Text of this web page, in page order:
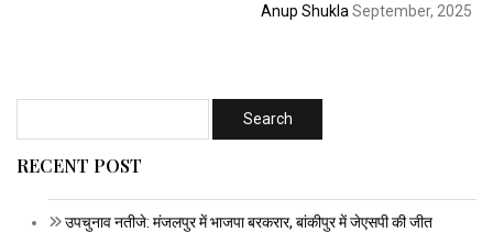
Anup Shukla September, 2025
RECENT POST
उपचुनाव नतीजे: मंजलपुर में भाजपा बरकरार, बांकीपुर में जेएसपी की जीत